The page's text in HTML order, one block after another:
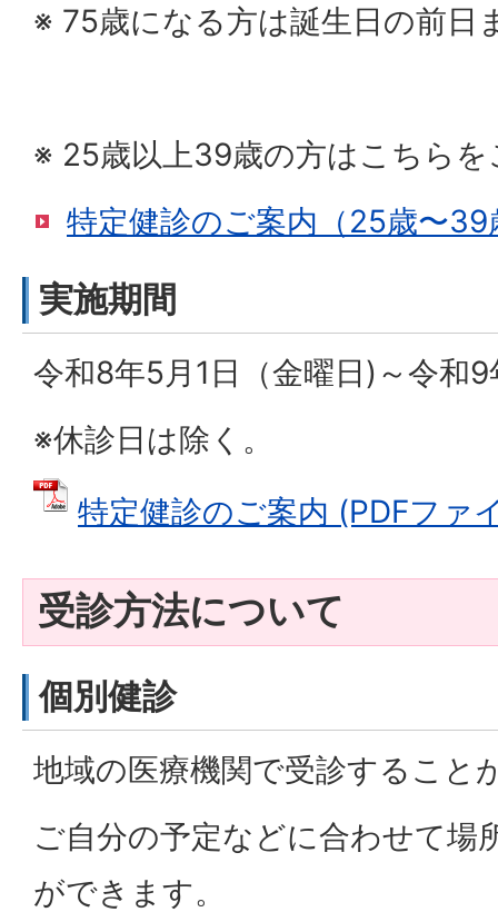
※ 75歳になる方は誕生日の前日
※ 25歳以上39歳の方はこちら
特定健診のご案内（25歳〜
実施期間
令和8年5月1日（金曜日)～令和
※休診日は除く。
特定健診のご案内 (PDFファ
受診方法について
個別健診
地域の医療機関で受診すること
ご自分の予定などに合わせて場
ができます。